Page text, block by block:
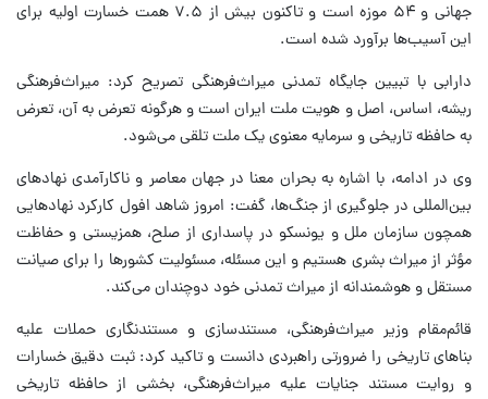
جهانی و ۵۴ موزه است و تاکنون بیش از ۷.۵ همت خسارت اولیه برای
این آسیب‌ها برآورد شده است.
دارابی با تبیین جایگاه تمدنی میراث‌فرهنگی تصریح کرد: میراث‌فرهنگی
ریشه، اساس، اصل و هویت ملت ایران است و هرگونه تعرض به آن، تعرض
به حافظه تاریخی و سرمایه معنوی یک ملت تلقی می‌شود.
وی در ادامه، با اشاره به بحران معنا در جهان معاصر و ناکارآمدی نهادهای
بین‌المللی در جلوگیری از جنگ‌ها، گفت: امروز شاهد افول کارکرد نهادهایی
همچون سازمان ملل و یونسکو در پاسداری از صلح، همزیستی و حفاظت
مؤثر از میراث بشری هستیم و این مسئله، مسئولیت کشورها را برای صیانت
مستقل و هوشمندانه از میراث تمدنی خود دوچندان می‌کند.
قائم‌مقام وزیر میراث‌فرهنگی، مستندسازی و مستندنگاری حملات علیه
بناهای تاریخی را ضرورتی راهبردی دانست و تاکید کرد: ثبت دقیق خسارات
و روایت مستند جنایات علیه میراث‌فرهنگی، بخشی از حافظه تاریخی